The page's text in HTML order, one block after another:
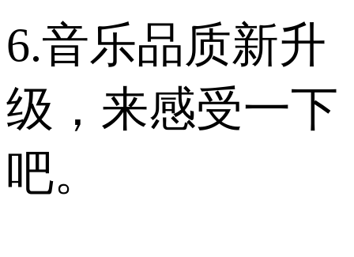
6.音乐品质新升
级，来感受一下
吧。